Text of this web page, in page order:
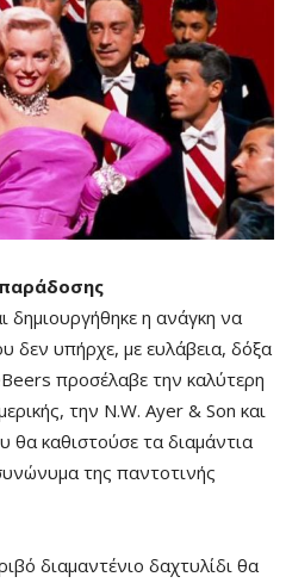
δημιουργήθηκε η ανάγκη να
δεν υπήρχε, με ευλάβεια, δόξα
προσέλαβε την καλύτερη
την N.W. Ayer & Son και
θα καθιστούσε τα διαμάντια
της παντοτινής
διαμαντένιο δαχτυλίδι θα